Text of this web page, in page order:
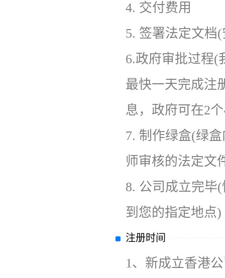
4. 交付费用
5. 签署法定文档
6.政府审批过程(
最快一天完成注
息，政府可在2
7. 制作绿盒(绿
师审核的法定文
8. 公司成立完毕
到您的指定地点)
注册时间
1、 新成立香港